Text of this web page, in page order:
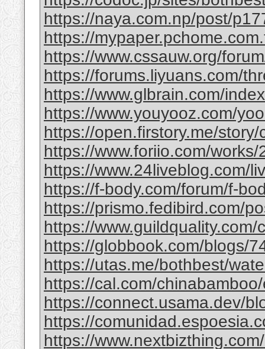
https://naya.com.np/post/
https://
https://www.cssauw.org/
https://forums.liyuans.com/
https://www.glbrain.com/
https://www.youyooz.com/
https://open.firstory.me/
https://www.foriio.com/
https://www.24liveblog.com/
https://f-body.com/forum/f-
https://prismo.fedibird.com/
https://
https://globbook.com/blogs/
https://utas.me/bothbest/
https://cal.com/
https://connect.usama.dev/
https://
https://